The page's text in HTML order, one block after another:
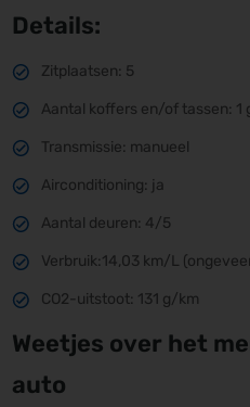
Details:
Zitplaatsen: 5
Aantal koffers en/of tassen: 1
Transmissie: manueel
Airconditioning: ja
Aantal deuren: 4/5
Verbruik:14,03 km/L
CO2-uitstoot: 131 g/km
Weetjes over het
auto